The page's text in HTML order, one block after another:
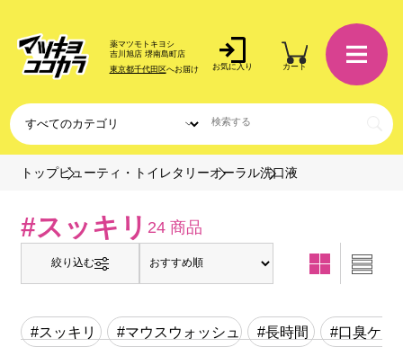
薬マツモトキヨシ
吉川旭店 堺南島町店
東京都千代田区へお届け お気に入り カート
トップビューティ・トイレタリーオーラル洗口液
#スッキリ 24 商品
絞り込む
#スッキリ #マウスウォッシュ #長時間 #口臭ケア